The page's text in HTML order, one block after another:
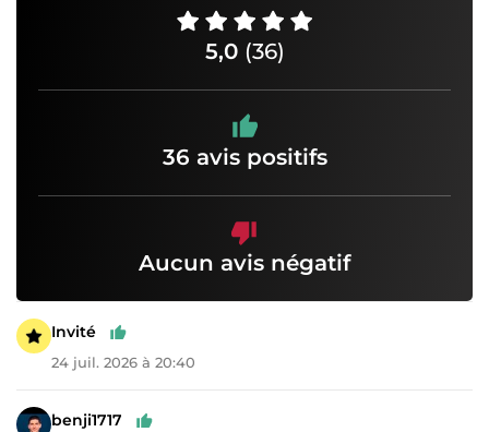
5,0 (36)
36 avis positifs
Aucun avis négatif
Invité
24 juil. 2026 à 20:40
benji1717